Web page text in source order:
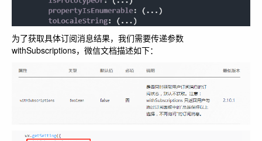
为了获取具体订阅消息结果，我们需要传递参数
withSubscriptions，微信文档描述如下：